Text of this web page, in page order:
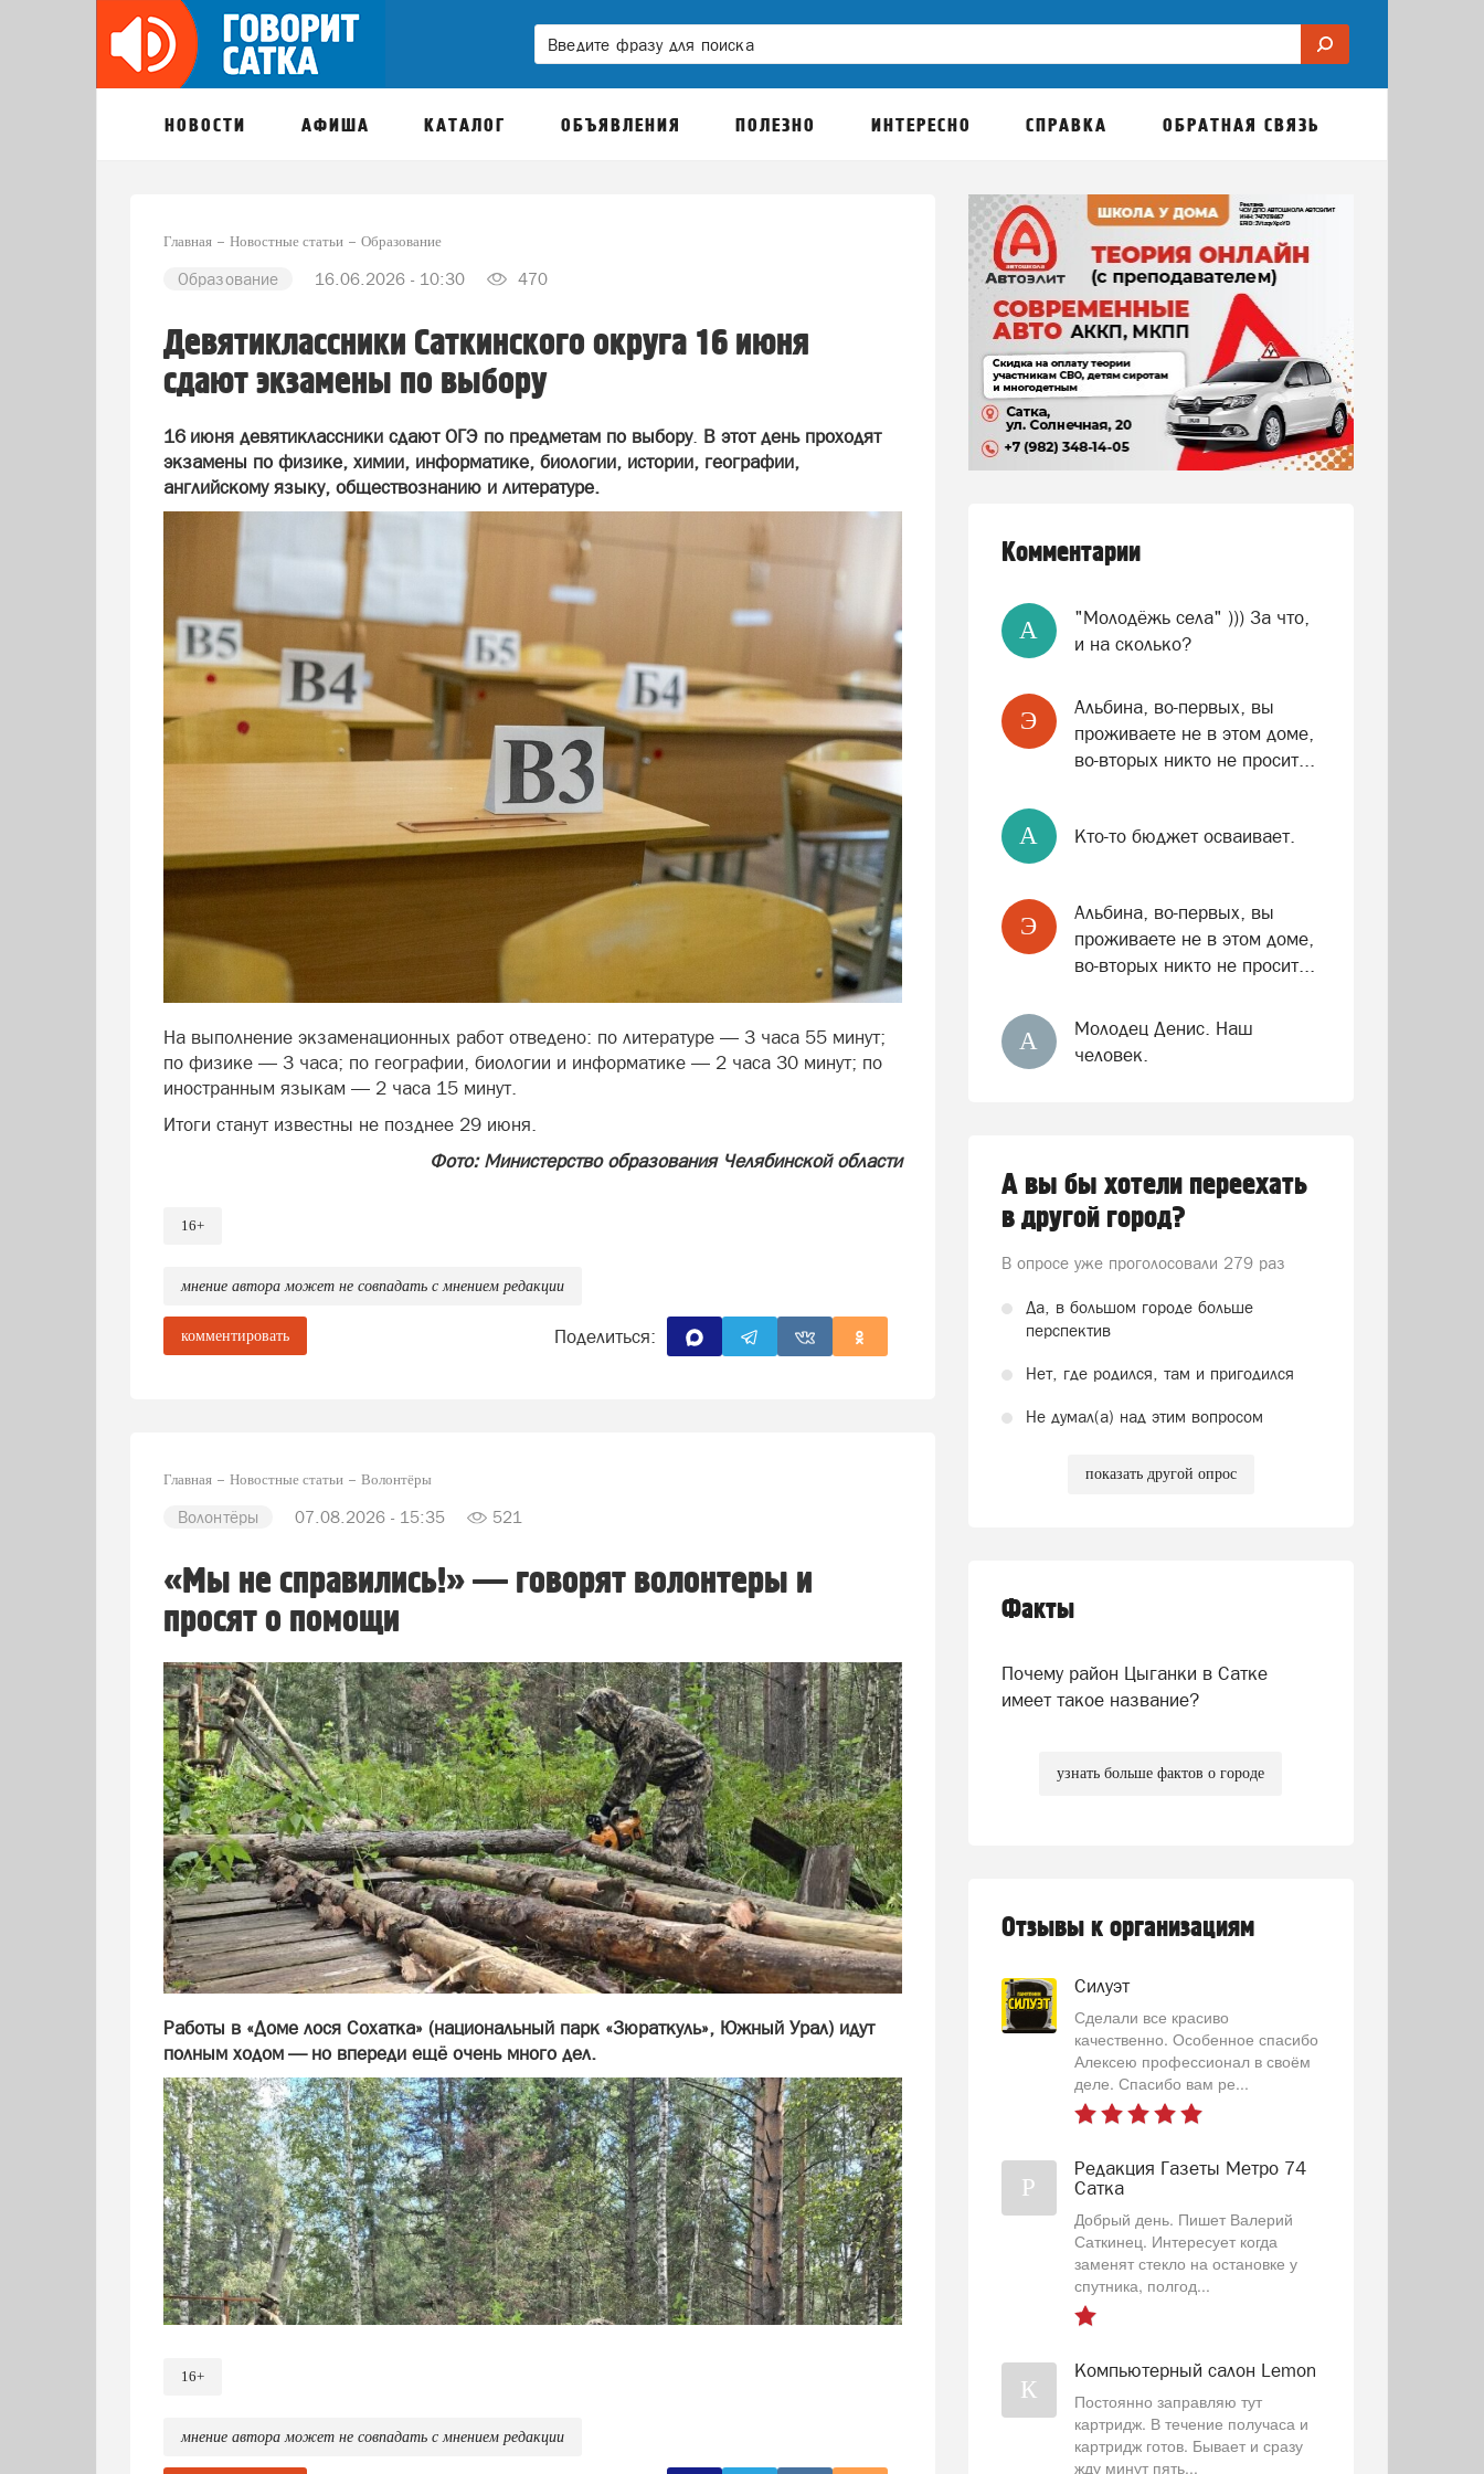
НОВОСТИ АФИША КАТАЛОГ ОБЪЯВЛЕНИЯ ПОЛЕЗНО ИНТЕРЕСНО СПРАВКА ОБРАТНАЯ СВЯЗЬ
Главная Новостные статьи Образование
Образование 16.06.2026 - 10:30 470
Девятиклассники Саткинского округа 16 июня
сдают экзамены по выбору
16 июня девятиклассники сдают ОГЭ по предметам по выбору. В этот день проходят
экзамены по физике, химии, информатике, биологии, истории, географии,
английскому языку, обществознанию и литературе.
На выполнение экзаменационных работ отведено: по литературе — 3 часа 55 минут;
по физике — 3 часа; по географии, биологии и информатике — 2 часа 30 минут; по
иностранным языкам — 2 часа 15 минут.
Итоги станут известны не позднее 29 июня.
Фото: Министерство образования Челябинской области
16+
мнение автора может не совпадать с мнением редакции
комментировать Поделиться:
Главная Новостные статьи Волонтёры
Волонтёры 07.08.2026 - 15:35 521
«Мы не справились!» — говорят волонтеры и
просят о помощи
Работы в «Доме лося Сохатка» (национальный парк «Зюраткуль», Южный Урал) идут
полным ходом — но впереди ещё очень много дел.
16+
мнение автора может не совпадать с мнением редакции
Комментарии
A
"Молодёжь села" ))) За что,
и на сколько?
Э
Альбина, во-первых, вы
проживаете не в этом доме,
во-вторых никто не просит...
A Кто-то бюджет осваивает.
Э
Альбина, во-первых, вы
проживаете не в этом доме,
во-вторых никто не просит...
А
Молодец Денис. Наш
человек.
А вы бы хотели переехать
в другой город?
В опросе уже проголосовали 279 раз
Да, в большом городе больше
перспектив
Нет, где родился, там и пригодился
Не думал(а) над этим вопросом
показать другой опрос
Факты
Почему район Цыганки в Сатке
имеет такое название?
узнать больше фактов о городе
Отзывы к организациям
Силуэт
Сделали все красиво
качественно. Особенное спасибо
Алексею профессионал в своём
деле. Спасибо вам ре...
Р
Редакция Газеты Метро 74
Сатка
Добрый день. Пишет Валерий
Саткинец. Интересует когда
заменят стекло на остановке у
спутника, полгод...
К
Компьютерный салон Lemon
Постоянно заправляю тут
картридж. В течение получаса и
картридж готов. Бывает и сразу
жду минут пять...